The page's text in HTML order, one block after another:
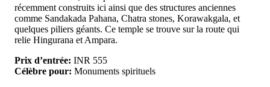
récemment construits ici ainsi que des structures anciennes
comme Sandakada Pahana, Chatra stones, Korawakgala, et
quelques piliers géants. Ce temple se trouve sur la route qui
relie Hingurana et Ampara.
Prix d’entrée: INR 555
Célèbre pour: Monuments spirituels